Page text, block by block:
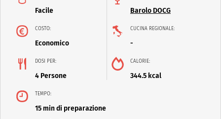
Facile Barolo DOCG
COSTO:
Economico
CUCINA REGIONALE:
-
DOSI PER:
4 Persone
CALORIE:
344.5 kcal
TEMPO:
15 min di preparazione